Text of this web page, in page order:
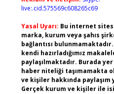
live:.cid.575569c608265c69
Yasal Uyarı: Bu internet
marka, kurum veya şahıs
bağlantısı
kendi hazırladığımız
paylaşılmaktadır. Burada
haber niteliği taşımamakta
ve kişiler hakkında paylaşım
Gerçek kurum ve kişiler ile